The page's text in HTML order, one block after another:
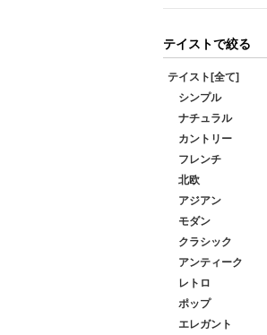
テイストで絞る
テイスト[全て]
シンプル
ナチュラル
カントリー
フレンチ
北欧
アジアン
モダン
クラシック
アンティーク
レトロ
ポップ
エレガント